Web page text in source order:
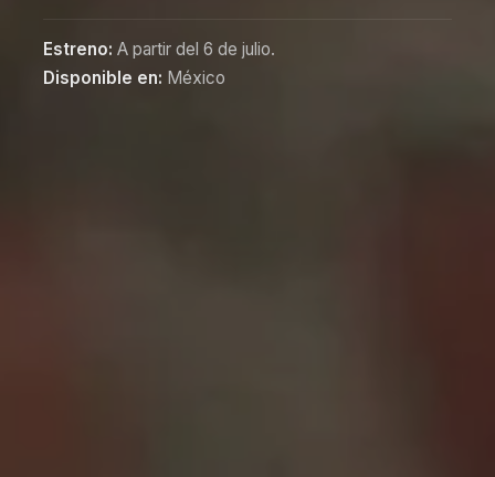
Estreno: A partir del 6 de julio.
Disponible en: México